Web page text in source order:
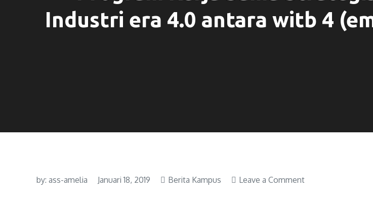
Industri era 4.0 antara witb 4
by: ass-amelia Januari 18, 2019 Berita Kampus Leave a Comment